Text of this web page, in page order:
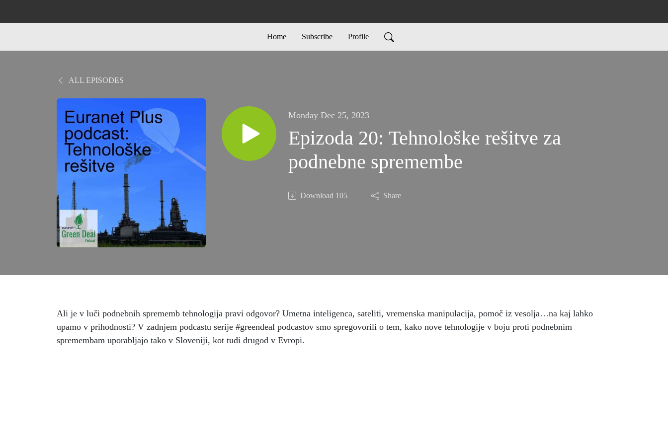
Home Subscribe Profile
ALL EPISODES
Monday Dec 25, 2023
Epizoda 20: Tehnološke rešitve za
podnebne spremembe
Download 105 Share
Ali je v luči podnebnih sprememb tehnologija pravi odgovor? Umetna inteligenca, sateliti, vremenska manipulacija, pomoč iz vesolja…na kaj lahko
upamo v prihodnosti? V zadnjem podcastu serije #greendeal podcastov smo spregovorili o tem, kako nove tehnologije v boju proti podnebnim
spremembam uporabljajo tako v Sloveniji, kot tudi drugod v Evropi.